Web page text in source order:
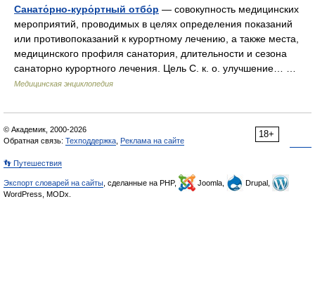
Санато́рно-куро́ртный отбо́р — совокупность медицинских
мероприятий, проводимых в целях определения показаний
или противопоказаний к курортному лечению, а также места,
медицинского профиля санатория, длительности и сезона
санаторно курортного лечения. Цель С. к. о. улучшение… …
Медицинская энциклопедия
18+
© Академик, 2000-2026
Обратная связь: Техподдержка Реклама на сайте
👣 Путешествия
Экспорт словарей на сайты , сделанные на PHP, Joomla,
Drupal,
WordPress, MODx.